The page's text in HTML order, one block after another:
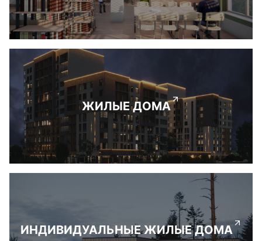
ЖИЛЫЕ ДОМА
ИНДИВИДУАЛЬНЫЕ ЖИЛЫЕ ДОМА